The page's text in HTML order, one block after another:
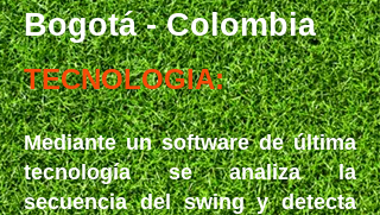
Bogotá - Colombia
TECNOLOGIA:
Mediante un software de última
tecnología se analiza la
secuencia del swing y detecta